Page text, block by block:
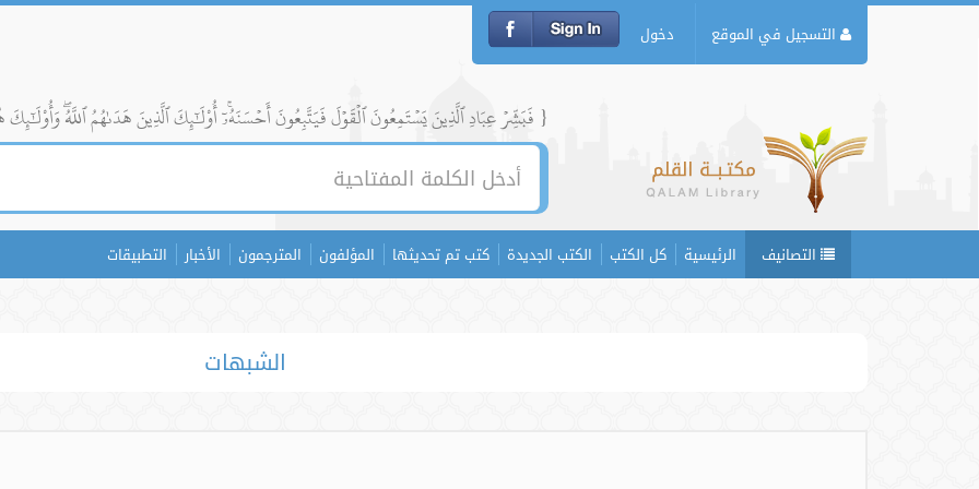
التسجيل في الموقع دخول
{ فَبَشِّرۡ عِبَادِ ٱلَّذِينَ يَسۡتَمِعُونَ ٱلۡقَوۡلَ فَيَتَّبِعُونَ أَحۡسَنَهُۥٓۚ أُوْلَٰٓئِكَ ٱلَّذِينَ هَدَىٰهُمُ ٱللَّهُۖ وَأُوْلَٰٓئِكَ
التصانيف الرئيسية كل الكتب الكتب الجديدة كتب تم تحديثها المؤلفون المترجمون الأخبار التطبيقات
الشبهات